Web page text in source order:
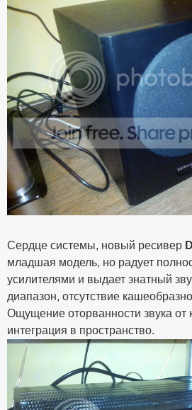
Сердце системы, новый ресивер
младшая модель, но радует
усилителями и выдает знатный
диапазон, отсутствие
Ощущение оторванности звука от
интеграция в пространство.